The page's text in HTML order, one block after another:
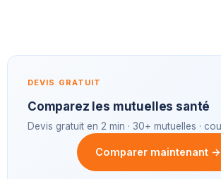
DEVIS GRATUIT
Comparez les mutuelles santé
Devis gratuit en 2 min · 30+ mutuelles ·
Comparer maintenant →